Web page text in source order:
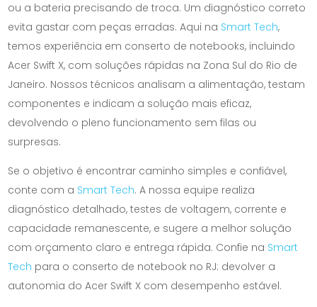
ou a bateria precisando de troca. Um diagnóstico correto
evita gastar com peças erradas. Aqui na Smart Tech,
temos experiência em conserto de notebooks, incluindo
Acer Swift X, com soluções rápidas na Zona Sul do Rio de
Janeiro. Nossos técnicos analisam a alimentação, testam
componentes e indicam a solução mais eficaz,
devolvendo o pleno funcionamento sem filas ou
surpresas.
Se o objetivo é encontrar caminho simples e confiável,
conte com a Smart Tech. A nossa equipe realiza
diagnóstico detalhado, testes de voltagem, corrente e
capacidade remanescente, e sugere a melhor solução
com orçamento claro e entrega rápida. Confie na Smart
Tech para o conserto de notebook no RJ: devolver a
autonomia do Acer Swift X com desempenho estável.